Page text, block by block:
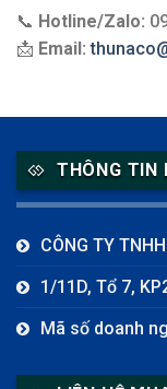
📞 Hotline/Zalo:
📩 Email:
THÔNG TIN
CÔNG TY
1/11D, Tổ 7,
Mã số doanh